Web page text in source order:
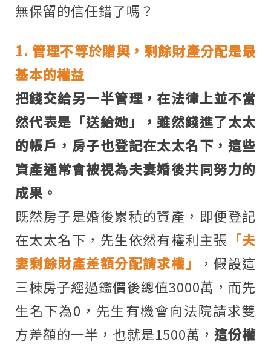
無保留的信任錯了嗎？
1. 管理不等於贈與，剩餘財產分配是最
基本的權益
把錢交給另一半管理，在法律上並不當
然代表是「送給她」，雖然錢進了太太
的帳戶，房子也登記在太太名下，這些
資產通常會被視為夫妻婚後共同努力的
成果。
既然房子是婚後累積的資產，即便登記
在太太名下，先生依然有權利主張 「夫
妻剩餘財產差額分配請求權」
，假設這
三棟房子經過鑑價後總值3000萬，而先
生名下為0，先生有機會向法院請求雙
方差額的一半，也就是1500萬， 這份權